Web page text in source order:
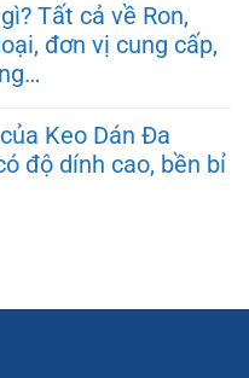
Tất cả về Ron,
đơn vị cung cấp,
Keo Dán Đa
độ dính cao, bền bỉ